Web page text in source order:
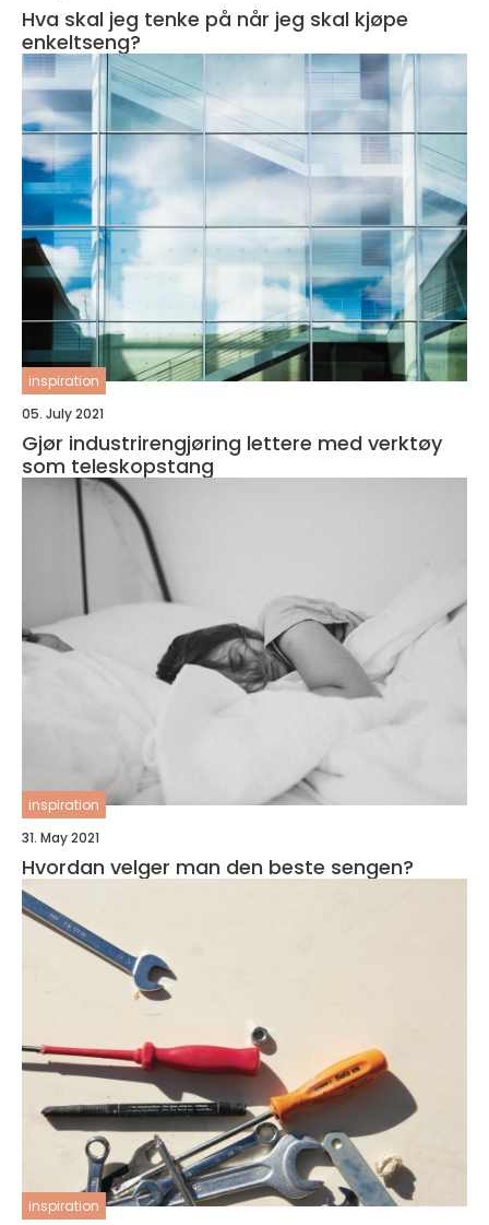
Hva skal jeg tenke på når jeg skal kjøpe
enkeltseng?
inspiration
05. July 2021
Gjør industrirengjøring lettere med verktøy
som teleskopstang
inspiration
31. May 2021
Hvordan velger man den beste sengen?
inspiration